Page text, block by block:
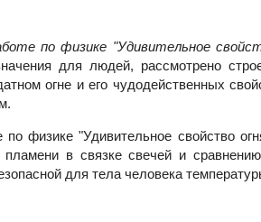
по физике "Удивительное
для людей, рассмотрено
огне и его чудодейственных
по физике "Удивительное свойство
пламени в связке свечей и
для тела человека